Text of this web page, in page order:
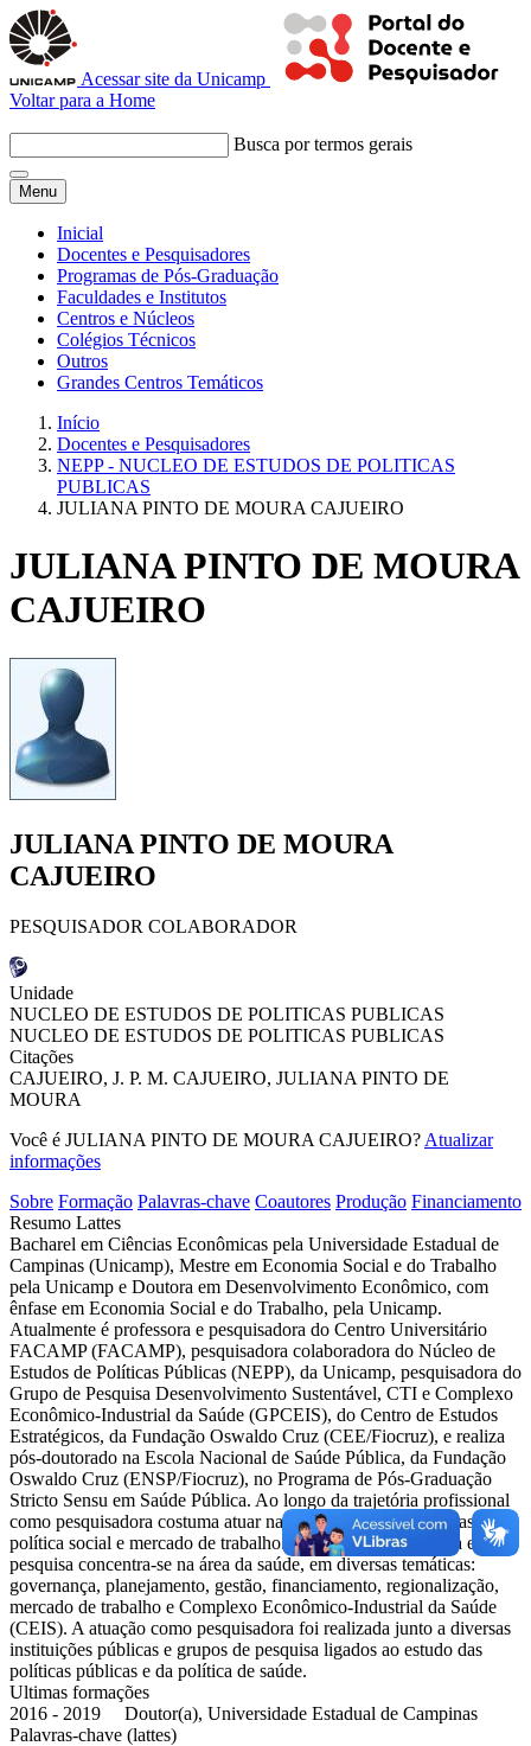
Acessar site da Unicamp
Voltar para a Home
Busca por termos gerais
Menu
Inicial
Docentes e Pesquisadores
Programas de Pós-Graduação
Faculdades e Institutos
Centros e Núcleos
Colégios Técnicos
Outros
Grandes Centros Temáticos
Início
Docentes e Pesquisadores
NEPP - NUCLEO DE ESTUDOS DE POLITICAS
PUBLICAS
JULIANA PINTO DE MOURA CAJUEIRO
JULIANA PINTO DE MOURA
CAJUEIRO
JULIANA PINTO DE MOURA
CAJUEIRO
PESQUISADOR COLABORADOR
Unidade
NUCLEO DE ESTUDOS DE POLITICAS PUBLICAS
NUCLEO DE ESTUDOS DE POLITICAS PUBLICAS
Citações
CAJUEIRO, J. P. M. CAJUEIRO, JULIANA PINTO DE
MOURA
Você é JULIANA PINTO DE MOURA CAJUEIRO? Atualizar
informações
Sobre Formação Palavras-chave Coautores Produção Financiamento
Resumo Lattes
Bacharel em Ciências Econômicas pela Universidade Estadual de
Campinas (Unicamp), Mestre em Economia Social e do Trabalho
pela Unicamp e Doutora em Desenvolvimento Econômico, com
ênfase em Economia Social e do Trabalho, pela Unicamp.
Atualmente é professora e pesquisadora do Centro Universitário
FACAMP (FACAMP), pesquisadora colaboradora do Núcleo de
Estudos de Políticas Públicas (NEPP), da Unicamp, pesquisadora do
Grupo de Pesquisa Desenvolvimento Sustentável, CTI e Complexo
Econômico-Industrial da Saúde (GPCEIS), do Centro de Estudos
Estratégicos, da Fundação Oswaldo Cruz (CEE/Fiocruz), e realiza
pós-doutorado na Escola Nacional de Saúde Pública, da Fundação
Oswaldo Cruz (ENSP/Fiocruz), no Programa de Pós-Graduação
Stricto Sensu em Saúde Pública. Ao longo da trajetória profissional
como pesquisadora costuma atuar na área de políticas públicas,
política social e mercado de trabalho. A principal experiência em
pesquisa concentra-se na área da saúde, em diversas temáticas:
governança, planejamento, gestão, financiamento, regionalização,
mercado de trabalho e Complexo Econômico-Industrial da Saúde
(CEIS). A atuação como pesquisadora foi realizada junto a diversas
instituições públicas e grupos de pesquisa ligados ao estudo das
políticas públicas e da política de saúde.
Ultimas formações
2016 - 2019 Doutor(a), Universidade Estadual de Campinas
Palavras-chave (lattes)